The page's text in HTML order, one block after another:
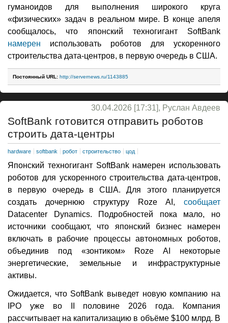
гуманоидов для выполнения широкого круга
«физических» задач в реальном мире. В конце апеля
сообщалось, что японский техногигант SoftBank
намерен использовать роботов для ускоренного
строительства дата-центров, в первую очередь в США.
Постоянный URL: http://servernews.ru/1143885
30.04.2026 [17:31], Руслан Авдеев
SoftBank готовится отправить роботов
строить дата-центры
hardware softbank робот строительство цод
Японский техногигант SoftBank намерен использовать
роботов для ускоренного строительства дата-центров,
в первую очередь в США. Для этого планируется
создать дочернюю структуру Roze AI, сообщает
Datacenter Dynamics. Подробностей пока мало, но
источники сообщают, что японский бизнес намерен
включать в рабочие процессы автономных роботов,
объединив под «зонтиком» Roze AI некоторые
энергетические, земельные и инфраструктурные
активы.
Ожидается, что SoftBank выведет новую компанию на
IPO уже во II половине 2026 года. Компания
рассчитывает на капитализацию в объёме $100 млрд. В